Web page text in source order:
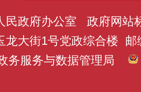
民政府办公室 政府网站
龙大街1号党政综合楼 邮
务服务与数据管理局